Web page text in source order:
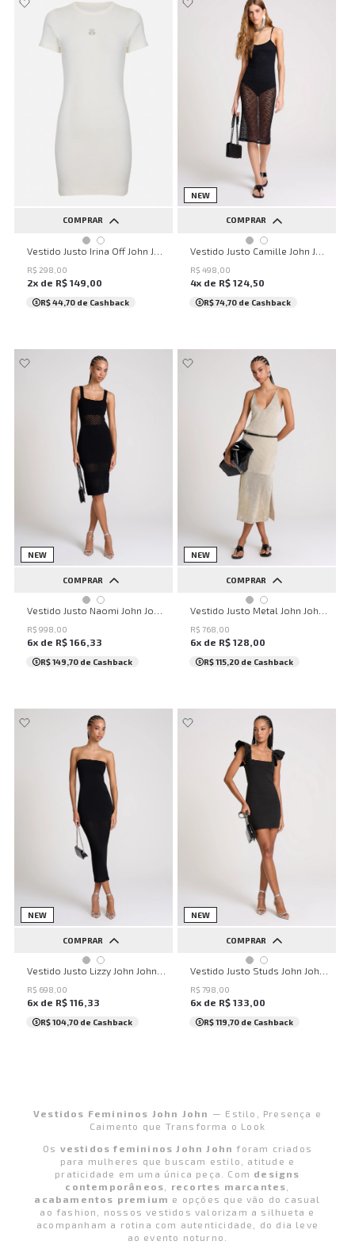
COMPRAR
PP P M G GG
R$ 298 00
2x de R$ 149 00
R$ 44,70 de Cashback
NEW
COMPRAR
PP P M G
R$ 498 00
4x de R$ 124,50
R$ 74,70 de Cashback
NEW
COMPRAR
PP P M G GG
R$ 998,00
6x de R$ 166,33
R$ 149,70 de Cashback
NEW
COMPRAR
PP P M G GG
R$ 768,00
6x de R$ 128,00
R$ 115,20 de Cashback
NEW
COMPRAR
PP P M G GG
R$ 698 00
6x de R$ 116,33
R$ 104,70 de Cashback
NEW
COMPRAR
PP P M G GG
R$ 798 00
6x de R$ 133,00
R$ 119,70 de Cashback
Vestidos Femininos John John — Estilo, Presença e
Caimento que Transforma o Look
Os vestidos femininos John John foram criados
para mulheres que buscam estilo, atitude e
praticidade em uma única peça. Com designs
contemporâneos
recortes marcantes
acabamentos premium e opções que vão do casual
ao fashion, nossos vestidos valorizam a silhueta e
acompanham a rotina com autenticidade, do dia leve
ao evento noturno.